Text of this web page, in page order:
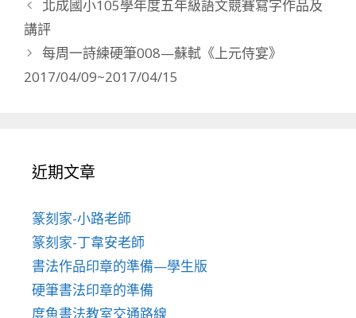
北成國小105學年度五年級語文競賽寫字作品及
講評
每周一詩練硬筆008—蘇軾《上元侍宴》
2017/04/09~2017/04/15
近期文章
篆刻家-小路老師
篆刻家-丁韋安老師
書法作品印章的準備—學生版
硬筆書法印章的準備
度魚書法教室交通路線